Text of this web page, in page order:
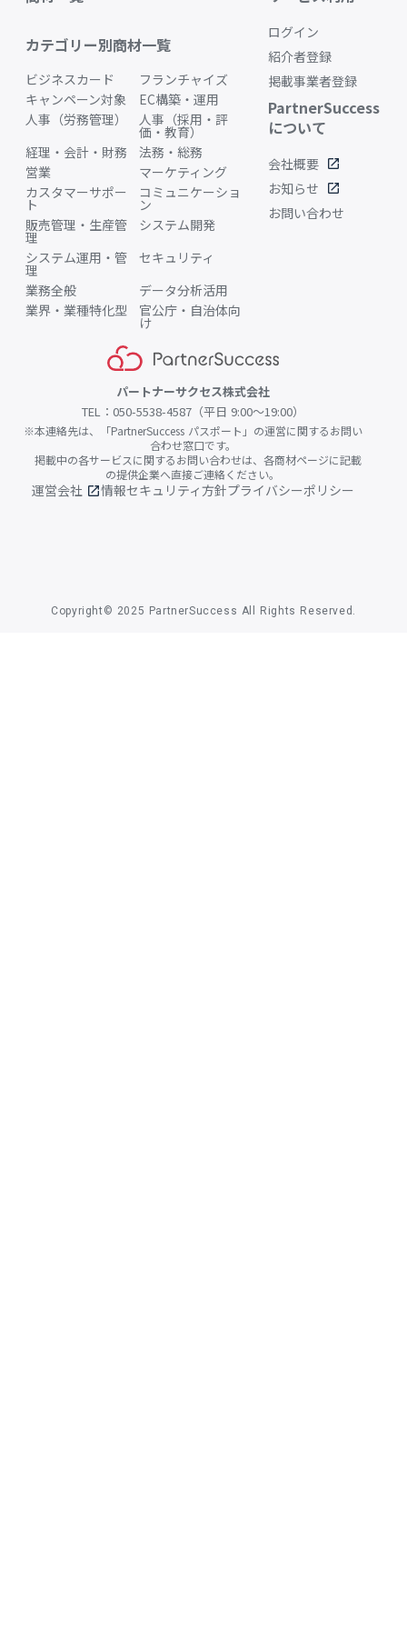
カテゴリー別商材一覧
ビジネスカード
フランチャイズ
キャンペーン対象
EC構築・運用
人事（労務管理）
人事（採用・評
価・教育）
経理・会計・財務
法務・総務
営業
マーケティング
カスタマーサポー
ト
コミュニケーショ
ン
販売管理・生産管
理
システム開発
システム運用・管
理
セキュリティ
業務全般
データ分析活用
業界・業種特化型
官公庁・自治体向
け
ログイン
紹介者登録
掲載事業者登録
PartnerSuccess
について
会社概要 open_in_new
お知らせ open_in_new
お問い合わせ
パートナーサクセス株式会社
TEL：050-5538-4587（平日 9:00〜19:00）
※本連絡先は、「PartnerSuccess パスポート」の運営に関するお問い
合わせ窓口です。
掲載中の各サービスに関するお問い合わせは、各商材ページに記載
の提供企業へ直接ご連絡ください。
運営会社 open_in_new情報セキュリティ方針プライバシーポリシー
Copyright© 2025 PartnerSuccess All Rights Reserved.